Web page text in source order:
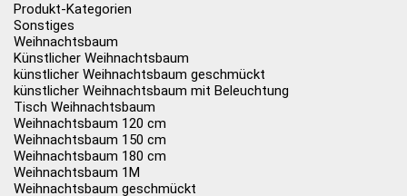
Produkt-Kategorien
Sonstiges
Weihnachtsbaum
Künstlicher Weihnachtsbaum
künstlicher Weihnachtsbaum geschmückt
künstlicher Weihnachtsbaum mit Beleuchtung
Tisch Weihnachtsbaum
Weihnachtsbaum 120 cm
Weihnachtsbaum 150 cm
Weihnachtsbaum 180 cm
Weihnachtsbaum 1M
Weihnachtsbaum geschmückt